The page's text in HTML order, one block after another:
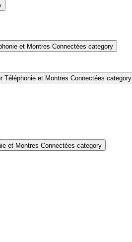
et Montres Connectées category
Téléphonie et Montres Connectées category
et Montres Connectées category